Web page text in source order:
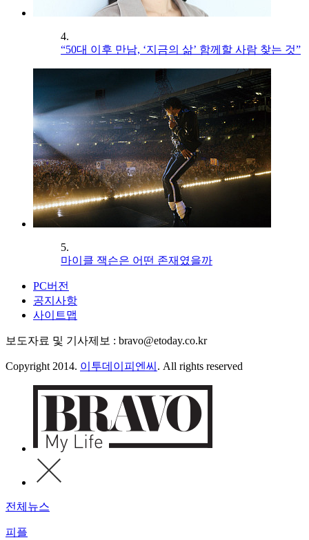
4.
“50대 이후 만남, ‘지금의 삶’ 함께할 사람 찾는 것”
5.
마이클 잭슨은 어떤 존재였을까
PC버전
공지사항
사이트맵
보도자료 및 기사제보 : bravo@etoday.co.kr
Copyright 2014. 이투데이피엔씨 . All rights reserved
전체뉴스
피플